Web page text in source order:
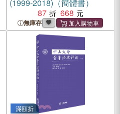
(1999-2018)（簡體書）
87
668
無庫存
滿額折